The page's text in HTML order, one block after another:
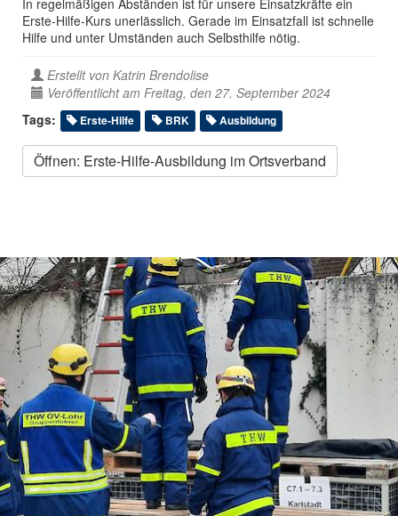
Erste-Hilfe-Kurs unerlässlich. Gerade im Einsatzfall ist schnelle
Hilfe und unter Umständen auch Selbsthilfe nötig.
Erstellt von Katrin Brendolise
Veröffentlicht am Freitag, den 27. September 2024
Tags:
Erste-Hilfe BRK Ausbildung
Öffnen: Erste-Hilfe-Ausbildung im Ortsverband